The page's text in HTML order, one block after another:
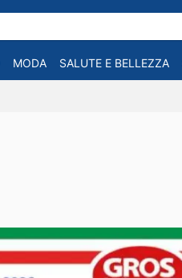
MODA SALUTE E BELLEZZA